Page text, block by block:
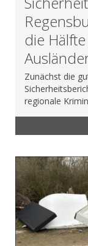
die
Zunächst die
regionale